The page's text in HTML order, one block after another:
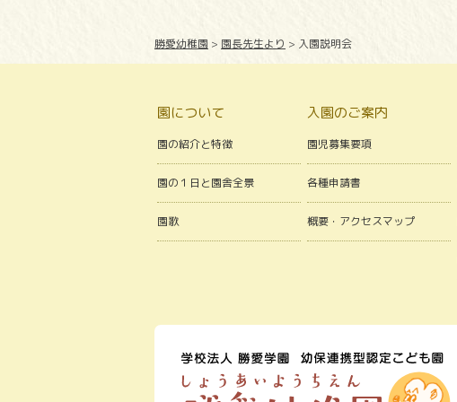
勝愛幼稚園 > 園長先生より > 入園説明会
園について
園の紹介と特徴
園の１日と園舎全景
園歌
入園のご案内
園児募集要項
各種申請書
概要・アクセスマップ